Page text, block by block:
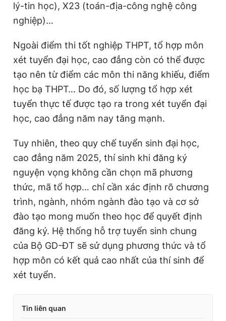
lý-tin học), X23 (toán-địa-công nghệ công
nghiệp)…
Ngoài điểm thi tốt nghiệp THPT, tổ hợp môn
xét tuyển đại học, cao đẳng còn có thể được
tạo nên từ điểm các môn thi năng khiếu, điểm
học bạ THPT… Do đó, số lượng tổ hợp xét
tuyển thực tế được tạo ra trong xét tuyển đại
học, cao đẳng năm nay tăng mạnh.
Tuy nhiên, theo quy chế tuyển sinh đại học,
cao đẳng năm 2025, thí sinh khi đăng ký
nguyện vọng không cần chọn mã phương
thức, mã tổ hợp… chỉ cần xác định rõ chương
trình, ngành, nhóm ngành đào tạo và cơ sở
đào tạo mong muốn theo học để quyết định
đăng ký. Hệ thống hỗ trợ tuyển sinh chung
của Bộ GD-ĐT sẽ sử dụng phương thức và tổ
hợp môn có kết quả cao nhất của thí sinh để
xét tuyển.
Tin liên quan